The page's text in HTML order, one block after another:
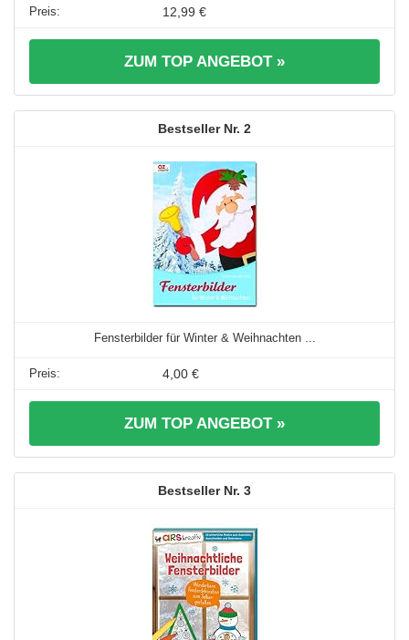
12,99 €
ZUM TOP ANGEBOT »
2
Fensterbilder für Winter & Weihnachten ...
4,00 €
ZUM TOP ANGEBOT »
3